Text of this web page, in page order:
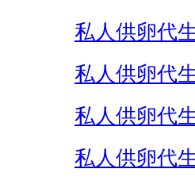
私人供卵代
私人供卵代
私人供卵代
私人供卵代